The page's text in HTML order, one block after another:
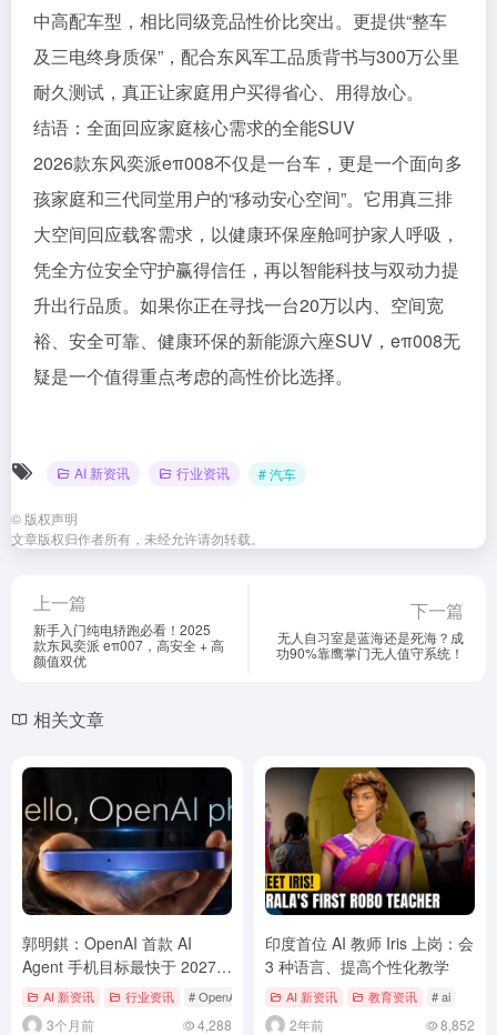
中高配车型，相比同级竞品性价比突出。更提供“整车
及三电终身质保”，配合东风军工品质背书与300万公里
耐久测试，真正让家庭用户买得省心、用得放心。
结语：全面回应家庭核心需求的全能SUV
2026款东风奕派eπ008不仅是一台车，更是一个面向多
孩家庭和三代同堂用户的“移动安心空间”。它用真三排
大空间回应载客需求，以健康环保座舱呵护家人呼吸，
凭全方位安全守护赢得信任，再以智能科技与双动力提
升出行品质。如果你正在寻找一台20万以内、空间宽
裕、安全可靠、健康环保的新能源六座SUV，eπ008无
疑是一个值得重点考虑的高性价比选择。
AI 新资讯 行业资讯 # 汽车
© 版权声明
文章版权归作者所有，未经允许请勿转载。
上一篇
新手入门纯电轿跑必看！2025
款东风奕派 eπ007，高安全 + 高
颜值双优
下一篇
无人自习室是蓝海还是死海？成
功90%靠鹰掌门无人值守系统！
相关文章
郭明錤：OpenAI 首款 AI
Agent 手机目标最快于 2027
年上半年量产，预计采用天玑
9600 定制版本
AI 新资讯 行业资讯 # OpenAI # 天玑 9600 # 联发科
3个月前 4,288
印度首位 AI 教师 Iris 上岗：会
3 种语言、提高个性化教学
AI 新资讯 教育资讯 # ai
2年前 8,852